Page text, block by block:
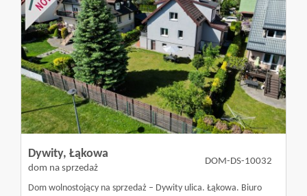
Dywity, Łąkowa
dom na sprzedaż
DOM-DS-10032
Dom wolnostojący na sprzedaż – Dywity ulica. Łąkowa. Biuro